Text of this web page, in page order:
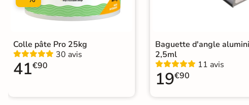
Carrelage carreaux de ciment
Carrelage hexagonal et nid d'abeille
Carrelage WC
Colle pâte Pro 25kg
30 avis
41€90
Baguette d'angle
2,5ml
11 avis
19€90